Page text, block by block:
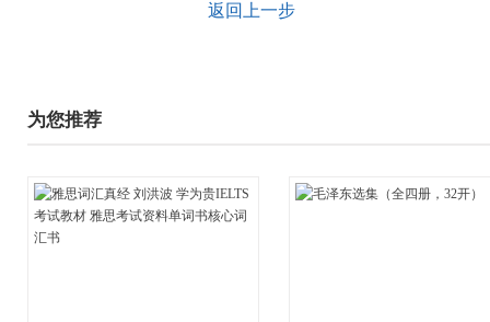
返回上一步
为您推荐